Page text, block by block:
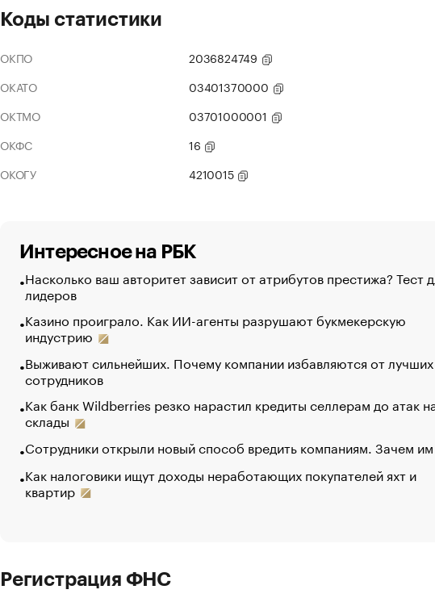
Коды статистики
ОКПО
2036824749
ОКАТО
03401370000
ОКТМО
03701000001
ОКФС
16
ОКОГУ
4210015
Интересное на РБК
Насколько ваш авторитет зависит от атрибутов престижа? Тест
лидеров
Казино проиграло. Как ИИ-агенты разрушают букмекерскую
индустрию
Выживают сильнейших. Почему компании избавляются от лучших
сотрудников
Как банк Wildberries резко нарастил кредиты селлерам до атак
склады
Сотрудники открыли новый способ вредить компаниям. Зачем
Как налоговики ищут доходы неработающих покупателей яхт и
квартир
Регистрация ФНС